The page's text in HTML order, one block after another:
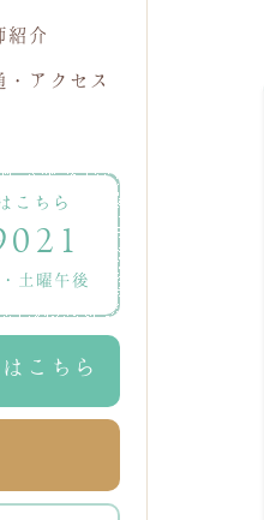
紹介
・アクセス
こちら
土曜午後
こちら